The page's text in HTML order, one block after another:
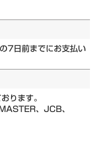
7日前までにお支払い
ります。
、JCB、